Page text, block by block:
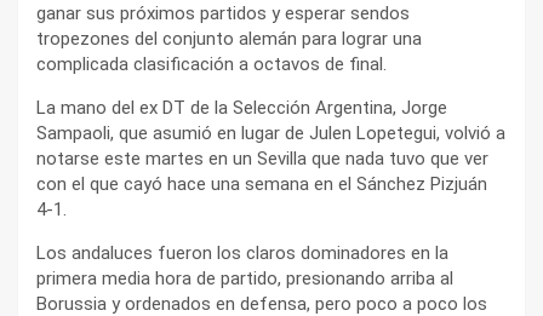
ganar sus próximos partidos y esperar sendos
tropezones del conjunto alemán para lograr una
complicada clasificación a octavos de final.
La mano del ex DT de la Selección Argentina, Jorge
Sampaoli, que asumió en lugar de Julen Lopetegui, volvió a
notarse este martes en un Sevilla que nada tuvo que ver
con el que cayó hace una semana en el Sánchez Pizjuán
4-1.
Los andaluces fueron los claros dominadores en la
primera media hora de partido, presionando arriba al
Borussia y ordenados en defensa, pero poco a poco los